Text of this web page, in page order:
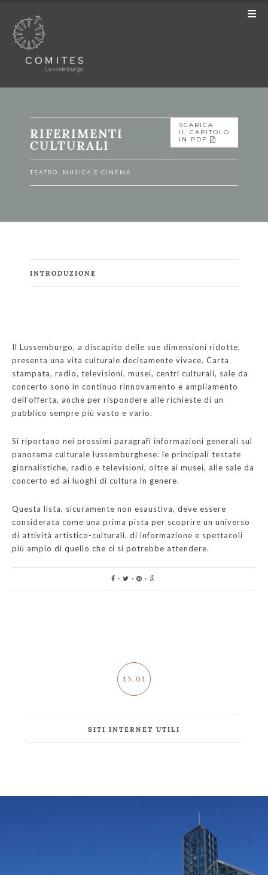
SCARICA
IL CAPITOLO
IN PDF
RIFERIMENTI
CULTURALI
TEATRO, MUSICA E CINEMA
INTRODUZIONE
Il Lussemburgo, a discapito delle sue dimensioni ridotte,
presenta una vita culturale decisamente vivace. Carta
stampata, radio, televisioni, musei, centri culturali, sale da
concerto sono in continuo rinnovamento e ampliamento
dell’offerta, anche per rispondere alle richieste di un
pubblico sempre più vasto e vario.
Si riportano nei prossimi paragrafi informazioni generali sul
panorama culturale lussemburghese: le principali testate
giornalistiche, radio e televisioni, oltre ai musei, alle sale da
concerto ed ai luoghi di cultura in genere.
Questa lista, sicuramente non esaustiva, deve essere
considerata come una prima pista per scoprire un universo
di attività artistico-culturali, di informazione e spettacoli
più ampio di quello che ci si potrebbe attendere.
15.01
SITI INTERNET UTILI